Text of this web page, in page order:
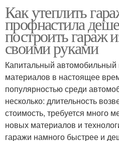
Как утеплить
профнастила
построить гараж
своими руками
Капитальный автомобильный
материалов в настоящее
популярностью среди
несколько: длительность
стоимость, требуется много
новых материалов и
гаражи намного быстрее и